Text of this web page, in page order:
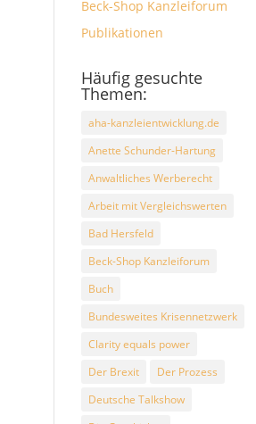
Beck-Shop Kanzleiforum
Publikationen
Häufig gesuchte
Themen:
aha-kanzleientwicklung.de
Anette Schunder-Hartung
Anwaltliches Werberecht
Arbeit mit Vergleichswerten
Bad Hersfeld
Beck-Shop Kanzleiforum
Buch
Bundesweites Krisennetzwerk
Clarity equals power
Der Brexit
Der Prozess
Deutsche Talkshow